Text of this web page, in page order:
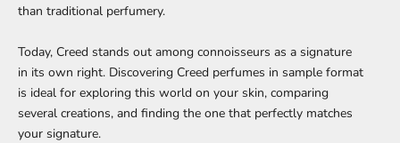
than traditional perfumery.
Today, Creed stands out among connoisseurs as a signature
in its own right. Discovering Creed perfumes in sample format
is ideal for exploring this world on your skin, comparing
several creations, and finding the one that perfectly matches
your signature.